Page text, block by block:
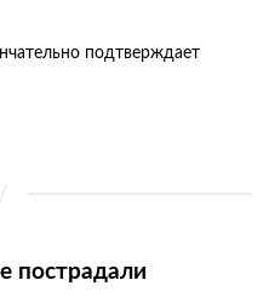
подтверждает
пострадали